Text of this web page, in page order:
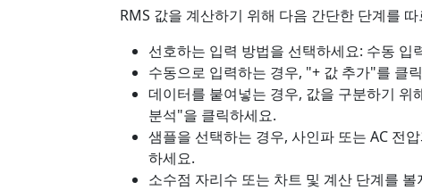
RMS 값을 계산하기 위해 다음 간단한 단계를
선호하는 입력 방법을 선택하세요: 수동
수동으로 입력하는 경우, "+ 값 추가"를 클
데이터를 붙여넣는 경우, 값을 구분하기
분석"을 클릭하세요.
샘플을 선택하는 경우, 사인파 또는 AC 전
하세요.
소수점 자리수 또는 차트 및 계산 단계를